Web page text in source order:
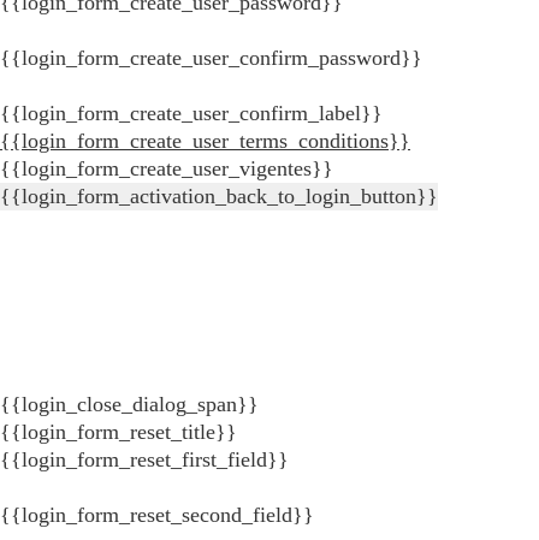
{{login_form_create_user_confirm_password}}
{{login_form_create_user_confirm_label}}
{{login_form_create_user_terms_conditions}}
{{login_form_create_user_vigentes}}
{{login_form_activation_back_to_login_button}}
{{login_close_dialog_span}}
{{login_form_reset_title}}
{{login_form_reset_first_field}}
{{login_form_reset_second_field}}